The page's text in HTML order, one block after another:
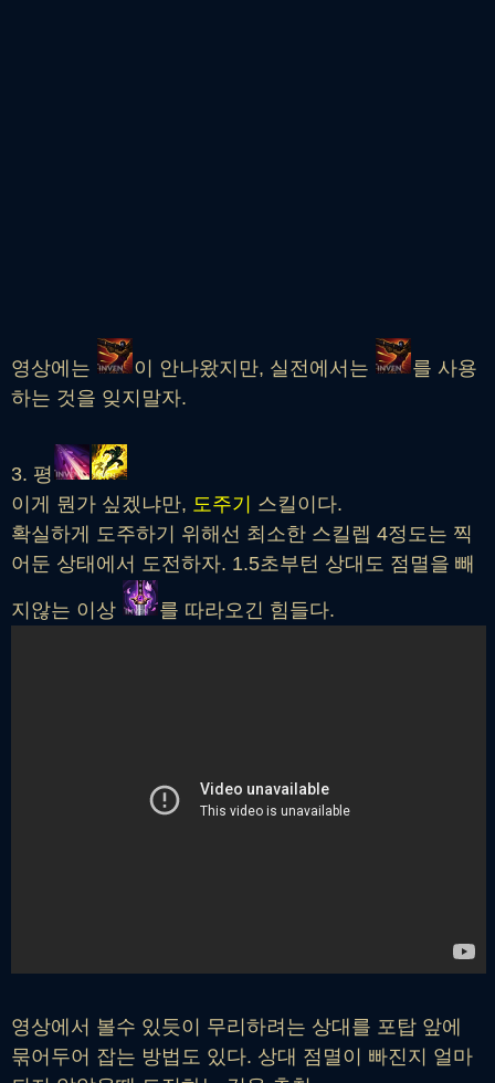
영상에는 이 안나왔지만, 실전에서는
를 사용
하는 것을 잊지말자.
3. 평
이게 뭔가 싶겠냐만, 도주기 스킬이다.
확실하게 도주하기 위해선 최소한 스킬렙 4정도는 찍
어둔 상태에서 도전하자. 1.5초부턴 상대도 점멸을 빼
지않는 이상 를 따라오긴 힘들다.
영상에서 볼수 있듯이 무리하려는 상대를 포탑 앞에
묶어두어 잡는 방법도 있다. 상대 점멸이 빠진지 얼마